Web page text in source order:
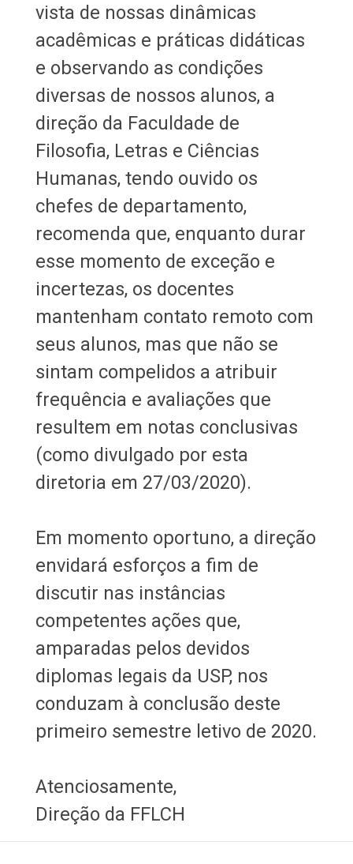
vista de nossas dinâmicas
acadêmicas e práticas didáticas
e observando as condições
diversas de nossos alunos, a
direção da Faculdade de
Filosofia, Letras e Ciências
Humanas, tendo ouvido os
chefes de departamento,
recomenda que, enquanto durar
esse momento de exceção e
incertezas, os docentes
mantenham contato remoto com
seus alunos, mas que não se
sintam compelidos a atribuir
frequência e avaliações que
resultem em notas conclusivas
(como divulgado por esta
diretoria em 27/03/2020).
Em momento oportuno, a direção
envidará esforços a fim de
discutir nas instâncias
competentes ações que,
amparadas pelos devidos
diplomas legais da USP, nos
conduzam à conclusão deste
primeiro semestre letivo de 2020.
Atenciosamente,
Direção da FFLCH